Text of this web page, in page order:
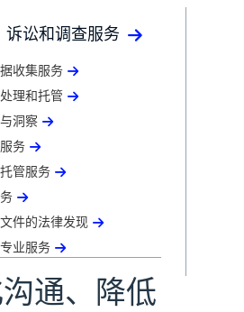
诉讼和调查服务
收集服务
理和托管
洞察
务
管服务
件的法律发现
业服务
通、降低